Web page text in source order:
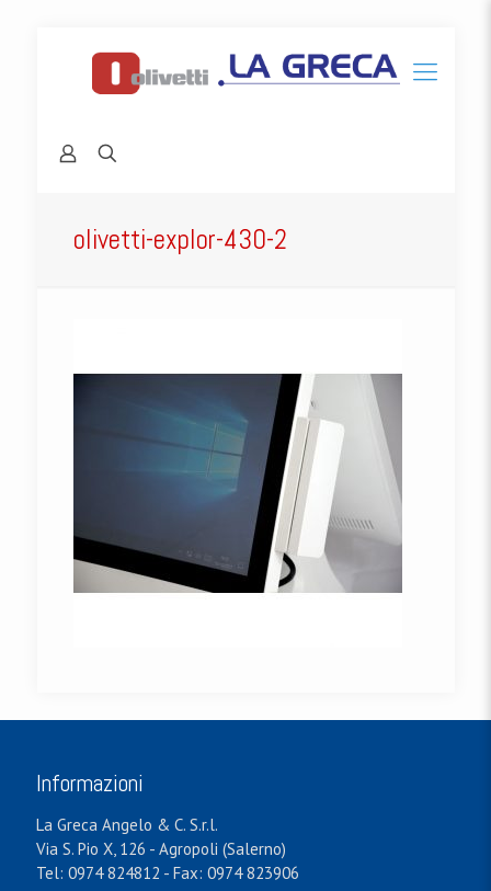
olivetti-explor-430-2
Informazioni
La Greca Angelo & C. S.r.l.
Via S. Pio X, 126 - Agropoli (Salerno)
Tel: 0974 824812 - Fax: 0974 823906